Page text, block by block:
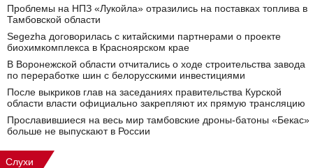
Проблемы на НПЗ «Лукойла» отразились на поставках топлива в
Тамбовской области
Segezha договорилась с китайскими партнерами о проекте
биохимкомплекса в Красноярском крае
В Воронежской области отчитались о ходе строительства завода
по переработке шин с белорусскими инвестициями
После выкриков глав на заседаниях правительства Курской
области власти официально закрепляют их прямую трансляцию
Прославившиеся на весь мир тамбовские дроны-батоны «Бекас»
больше не выпускают в России
Слухи